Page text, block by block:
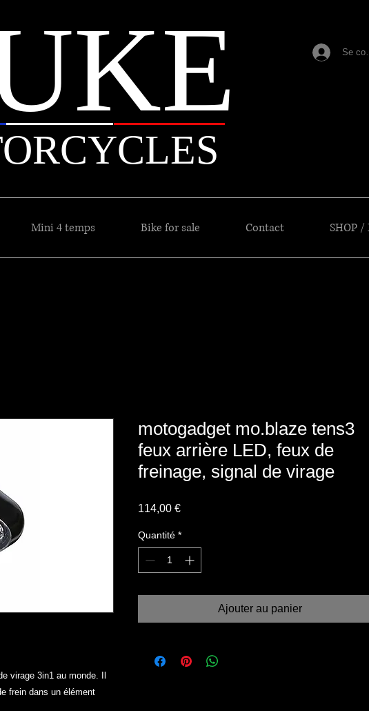
Mini 4 temps Bike for sale Contact SHOP /
Se
virage 3in1 au monde. Il
frein dans un élément
motogadget mo.blaze tens3
feux arrière LED, feux de
freinage, signal de virage
114,00 €Prix
Quantité *
Ajouter au panier